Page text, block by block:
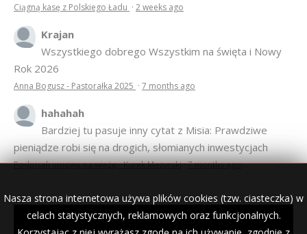
Ciągną kasę z Polskiego Ładu · 2 weeks ago
Krajan
Wszystkiego dobrego Wszystkim na święta i Nowy
Rok 2026
Anna Bogusz - Pastorałka 2025 · 7 months ago
hahahah
Bardziej tu pasuje inny cytat z Misia: Prawdziwe
pieniądze robi się na drogich, słomianych inwestycjach
Podpisali umowę na wieżę - Kurek Mazurski·7 months ago
Nasza strona internetowa używa plików cookies (tzw. ciasteczka) w
celach statystycznych, reklamowych oraz funkcjonalnych.